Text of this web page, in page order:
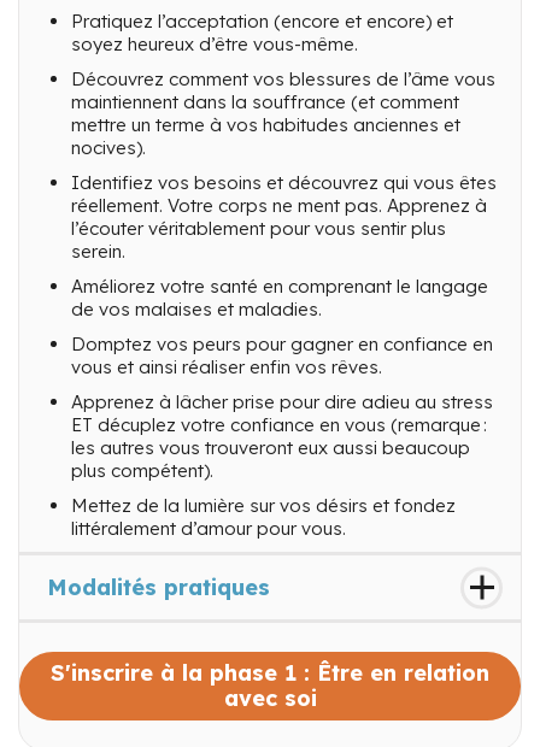
Pratiquez l’acceptation (encore et encore) et
soyez heureux d’être vous-même.
Découvrez comment vos blessures de l’âme vous
maintiennent dans la souffrance (et comment
mettre un terme à vos habitudes anciennes et
nocives).
Identifiez vos besoins et découvrez qui vous êtes
réellement. Votre corps ne ment pas. Apprenez à
l’écouter véritablement pour vous sentir plus
serein.
Améliorez votre santé en comprenant le langage
de vos malaises et maladies.
Domptez vos peurs pour gagner en confiance en
vous et ainsi réaliser enfin vos rêves.
Apprenez à lâcher prise pour dire adieu au stress
ET décuplez votre confiance en vous (remarque :
les autres vous trouveront eux aussi beaucoup
plus compétent).
Mettez de la lumière sur vos désirs et fondez
littéralement d’amour pour vous.
Modalités pratiques
S'inscrire à la phase 1 : Être en relation
avec soi